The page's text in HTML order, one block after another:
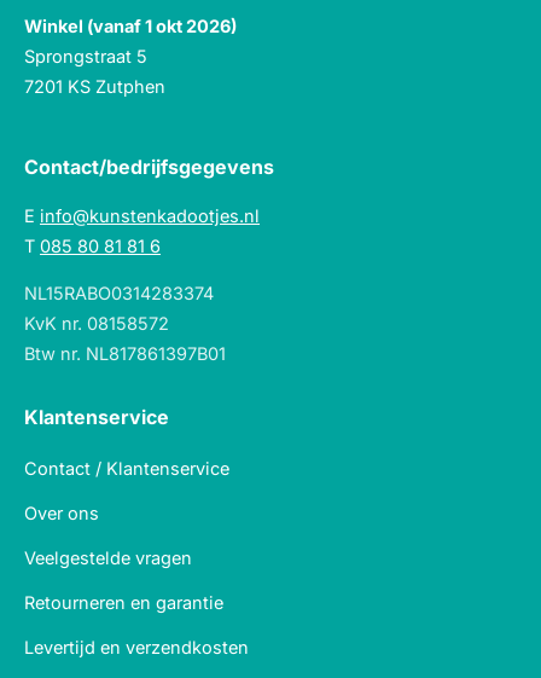
Winkel (vanaf 1 okt 2026)
Sprongstraat 5
7201 KS Zutphen
Contact/bedrijfsgegevens
E info@kunstenkadootjes.nl
T 085 80 81 81 6
NL15RABO0314283374
KvK nr. 08158572
Btw nr. NL817861397B01
Klantenservice
Contact / Klantenservice
Over ons
Veelgestelde vragen
Retourneren en garantie
Levertijd en verzendkosten